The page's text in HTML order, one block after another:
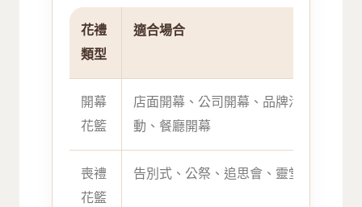
花禮
類型
適合場合
開幕
花籃
店面開幕、公司開幕、品牌活
動、餐廳開幕
喪禮
花籃
告別式、公祭、追思會、靈堂